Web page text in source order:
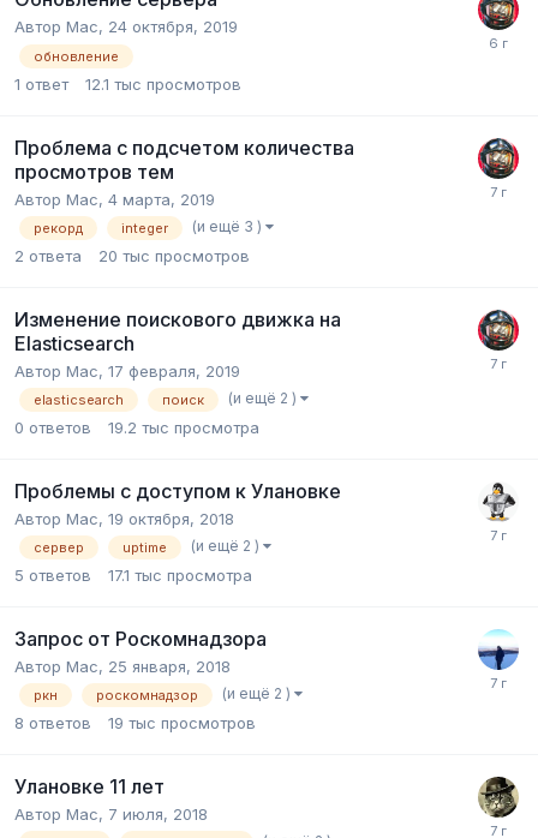
Автор Mac, 24 октября, 2019
обновление
1 ответ 12.1 тыс просмотров
Проблема с подсчетом количества
просмотров тем
Автор Mac, 4 марта, 2019
рекорд integer (и ещё 3 )
2 ответа 20 тыс просмотров
Изменение поискового движка на
Elasticsearch
Автор Mac, 17 февраля, 2019
elasticsearch поиск (и ещё 2 )
0 ответов 19.2 тыс просмотра
Проблемы с доступом к Улановке
Автор Mac, 19 октября, 2018
сервер uptime (и ещё 2 )
5 ответов 17.1 тыс просмотра
Запрос от Роскомнадзора
Автор Mac, 25 января, 2018
ркн роскомнадзор (и ещё 2 )
8 ответов 19 тыс просмотров
Улановке 11 лет
Автор Mac, 7 июля, 2018